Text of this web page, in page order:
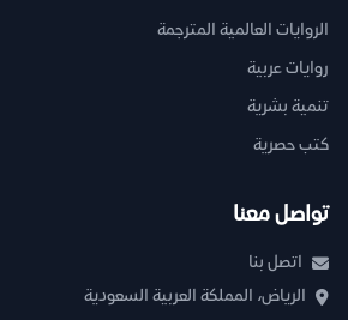
الروايات العالمية المترجمة
روايات عربية
تنمية بشرية
كتب حصرية
تواصل معنا
اتصل بنا
الرياض، المملكة العربية السعودية